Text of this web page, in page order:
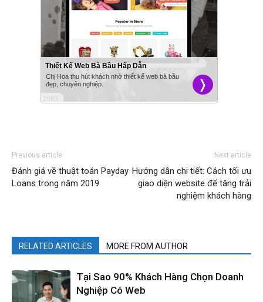
Previous article
Đánh giá về thuật toán Payday
Loans trong năm 2019
Next article
Hướng dẫn chi tiết: Cách tối ưu
giao diện website để tăng trải
nghiệm khách hàng
RELATED ARTICLES MORE FROM AUTHOR
Tại Sao 90% Khách Hàng Chọn Doanh
Nghiệp Có Web